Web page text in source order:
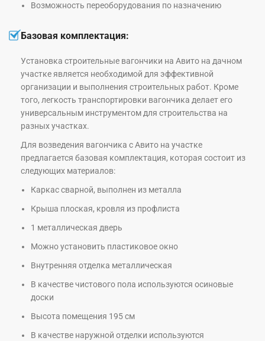
Возможность переоборудования по назначению
Базовая комплектация:
Установка строительные вагончики на Авито на дачном
участке является необходимой для эффективной
организации и выполнения строительных работ. Кроме
того, легкость транспортировки вагончика делает его
универсальным инструментом для строительства на
разных участках.
Для возведения вагончика с Авито на участке
предлагается базовая комплектация, которая состоит из
следующих материалов:
Каркас сварной, выполнен из металла
Крыша плоская, кровля из профлиста
1 металлическая дверь
Можно установить пластиковое окно
Внутренняя отделка металлическая
В качестве чистового пола используются осиновые
доски
Высота помещения 195 см
В качестве наружной отделки используются